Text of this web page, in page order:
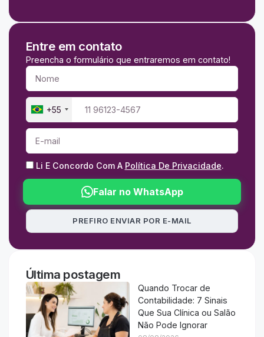
Entre em contato
Preencha o formulário que entraremos em contato!
+55
Li E Concordo Com A Política De Privacidade.
Falar no WhatsApp
PREFIRO ENVIAR POR E-MAIL
Última postagem
Quando Trocar de
Contabilidade: 7 Sinais
Que Sua Clínica ou Salão
Não Pode Ignorar